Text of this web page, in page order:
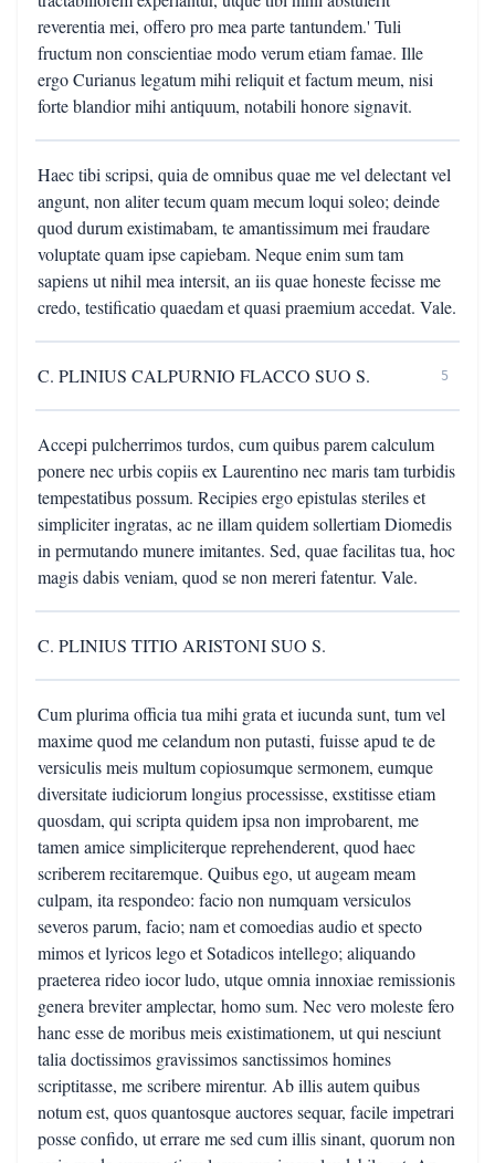
reverentia mei, offero pro mea parte tantundem.' Tuli
fructum non conscientiae modo verum etiam famae. Ille
ergo Curianus legatum mihi reliquit et factum meum, nisi
forte blandior mihi antiquum, notabili honore signavit.
Haec tibi scripsi, quia de omnibus quae me vel delectant vel
angunt, non aliter tecum quam mecum loqui soleo; deinde
quod durum existimabam, te amantissimum mei fraudare
voluptate quam ipse capiebam. Neque enim sum tam
sapiens ut nihil mea intersit, an iis quae honeste fecisse me
credo, testificatio quaedam et quasi praemium accedat. Vale.
C. PLINIUS CALPURNIO FLACCO SUO S. 5
Accepi pulcherrimos turdos, cum quibus parem calculum
ponere nec urbis copiis ex Laurentino nec maris tam turbidis
tempestatibus possum. Recipies ergo epistulas steriles et
simpliciter ingratas, ac ne illam quidem sollertiam Diomedis
in permutando munere imitantes. Sed, quae facilitas tua, hoc
magis dabis veniam, quod se non mereri fatentur. Vale.
C. PLINIUS TITIO ARISTONI SUO S.
Cum plurima officia tua mihi grata et iucunda sunt, tum vel
maxime quod me celandum non putasti, fuisse apud te de
versiculis meis multum copiosumque sermonem, eumque
diversitate iudiciorum longius processisse, exstitisse etiam
quosdam, qui scripta quidem ipsa non improbarent, me
tamen amice simpliciterque reprehenderent, quod haec
scriberem recitaremque. Quibus ego, ut augeam meam
culpam, ita respondeo: facio non numquam versiculos
severos parum, facio; nam et comoedias audio et specto
mimos et lyricos lego et Sotadicos intellego; aliquando
praeterea rideo iocor ludo, utque omnia innoxiae remissionis
genera breviter amplectar, homo sum. Nec vero moleste fero
hanc esse de moribus meis existimationem, ut qui nesciunt
talia doctissimos gravissimos sanctissimos homines
scriptitasse, me scribere mirentur. Ab illis autem quibus
notum est, quos quantosque auctores sequar, facile impetrari
posse confido, ut errare me sed cum illis sinant, quorum non